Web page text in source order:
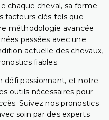
chaque cheval, sa forme
facteurs clés tels que
méthodologie avancée
passées avec une
actuelle des chevaux,
fiables.
défi passionnant, et notre
outils nécessaires pour
Suivez nos pronostics
soin par des experts